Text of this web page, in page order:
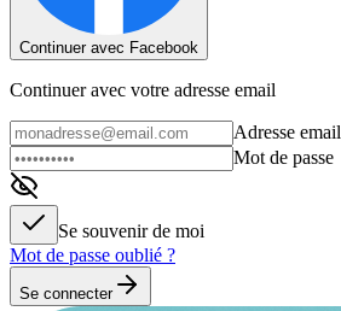
Continuer avec Facebook
Continuer avec votre adresse email
Adresse email
Mot de passe
Se souvenir de moi
Mot de passe oublié ?
Se connecter